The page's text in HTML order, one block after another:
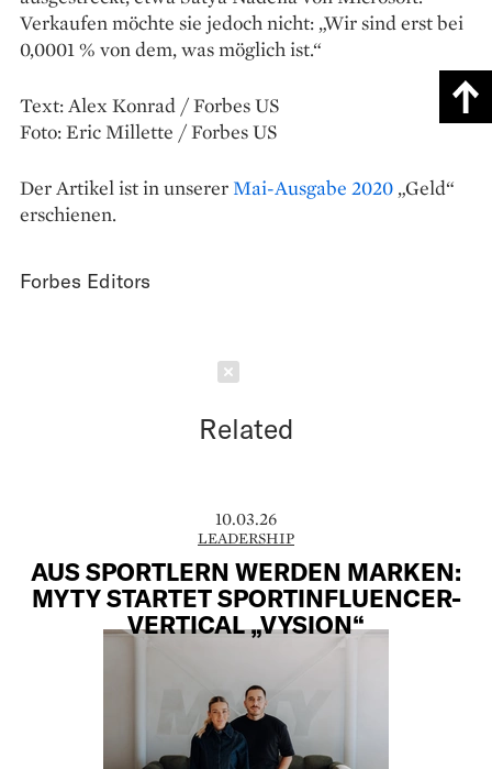
Verkaufen möchte sie jedoch nicht: „Wir sind erst bei
0,0001 % von dem, was möglich ist.“
Text: Alex Konrad / Forbes US
Foto: Eric Millette / Forbes US
Der Artikel ist in unserer Mai-Ausgabe 2020 „Geld“
erschienen.
Forbes Editors
Related
10.03.26
LEADERSHIP
AUS SPORTLERN WERDEN MARKEN:
MYTY STARTET SPORTINFLUENCER-
VERTICAL „VYSION“